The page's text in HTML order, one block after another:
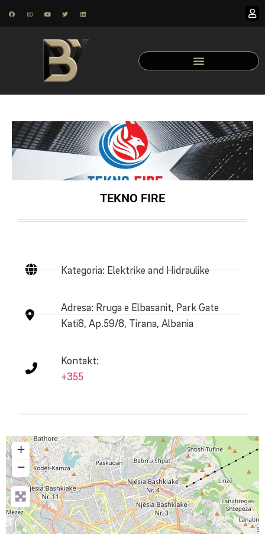
TEKNO FIRE
Kategoria: Elektrike and Hidraulike
Adresa: Rruga e Elbasanit, Park Gate
Kati8, Ap.59/8, Tirana, Albania
Kontakt:
+355
+
−